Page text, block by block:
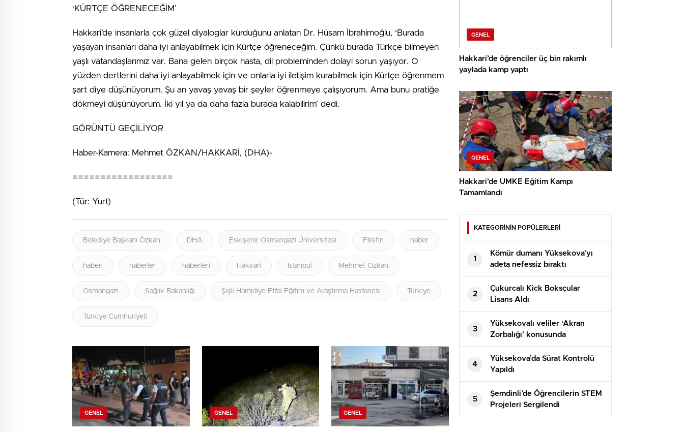
‘KÜRTÇE ÖĞRENECEĞİM’
Hakkari’de insanlarla çok güzel diyaloglar kurduğunu anlatan Dr. Hüsam İbrahimoğlu, ‘Burada
yaşayan insanları daha iyi anlayabilmek için Kürtçe öğreneceğim. Çünkü burada Türkçe bilmeyen
yaşlı vatandaşlarımız var. Bana gelen birçok hasta, dil probleminden dolayı sorun yaşıyor. O
yüzden dertlerini daha iyi anlayabilmek için ve onlarla iyi iletişim kurabilmek için Kürtçe öğrenmem
şart diye düşünüyorum. Şu an yavaş yavaş bir şeyler öğrenmeye çalışıyorum. Ama bunu pratiğe
dökmeyi düşünüyorum. İki yıl ya da daha fazla burada kalabilirim’ dedi.
GÖRÜNTÜ GEÇİLİYOR
Haber-Kamera: Mehmet ÖZKAN/HAKKARİ, (DHA)-
==================
(Tür: Yurt)
Belediye Başkanı Özkan DHA Eskişehir Osmangazi Üniversitesi Filistin haber
haberi haberler haberleri Hakkari Istanbul Mehmet Özkan
Osmangazi Sağlık Bakanlığı Şişli Hamidiye Etfal Eğitim ve Araştırma Hastanesi Türkiye
Türkiye Cumhuriyeti
GENEL GENEL GENEL
GENEL
Hakkari’de öğrenciler üç bin rakımlı
yaylada kamp yaptı
GENEL
Hakkari’de UMKE Eğitim Kampı
Tamamlandı
KATEGORİNİN POPÜLERLERİ
1
Kömür dumanı Yüksekova’yı
adeta nefessiz bıraktı
2
Çukurcalı Kick Boksçular
Lisans Aldı
3
Yüksekovalı veliler ‘Akran
Zorbalığı’ konusunda
bilgilendirildi
4
Yüksekova’da Sürat Kontrolü
Yapıldı
5
Şemdinli’de Öğrencilerin STEM
Projeleri Sergilendi